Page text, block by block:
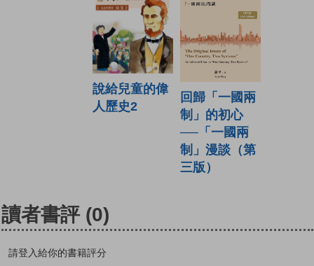
說給兒童的偉
人歷史2
回歸「一國兩
制」的初心
──「一國兩
制」漫談（第
三版）
讀者書評 (0)
請登入給你的書籍評分